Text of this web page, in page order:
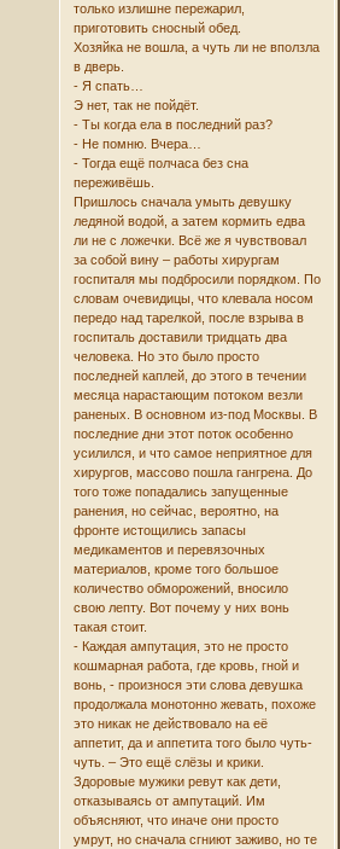
только излишне пережарил,
приготовить сносный обед.
Хозяйка не вошла, а чуть ли не вползла
в дверь.
- Я спать…
Э нет, так не пойдёт.
- Ты когда ела в последний раз?
- Не помню. Вчера…
- Тогда ещё полчаса без сна
переживёшь.
Пришлось сначала умыть девушку
ледяной водой, а затем кормить едва
ли не с ложечки. Всё же я чувствовал
за собой вину – работы хирургам
госпиталя мы подбросили порядком. По
словам очевидицы, что клевала носом
передо над тарелкой, после взрыва в
госпиталь доставили тридцать два
человека. Но это было просто
последней каплей, до этого в течении
месяца нарастающим потоком везли
раненых. В основном из-под Москвы. В
последние дни этот поток особенно
усилился, и что самое неприятное для
хирургов, массово пошла гангрена. До
того тоже попадались запущенные
ранения, но сейчас, вероятно, на
фронте истощились запасы
медикаментов и перевязочных
материалов, кроме того большое
количество обморожений, вносило
свою лепту. Вот почему у них вонь
такая стоит.
- Каждая ампутация, это не просто
кошмарная работа, где кровь, гной и
вонь, - произнося эти слова девушка
продолжала монотонно жевать, похоже
это никак не действовало на её
аппетит, да и аппетита того было чуть-
чуть. – Это ещё слёзы и крики.
Здоровые мужики ревут как дети,
отказываясь от ампутаций. Им
объясняют, что иначе они просто
умрут, но сначала сгниют заживо, но те